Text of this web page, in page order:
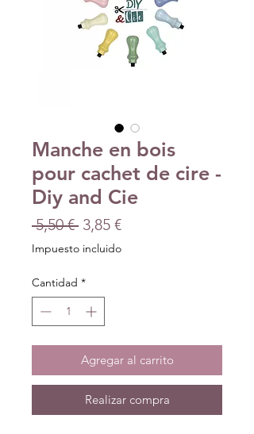
Manche en bois
pour cachet de cire -
Diy and Cie
5,50 € Precio
3,85 €Precio
Impuesto incluido
Cantidad *
Agregar al carrito
Realizar compra